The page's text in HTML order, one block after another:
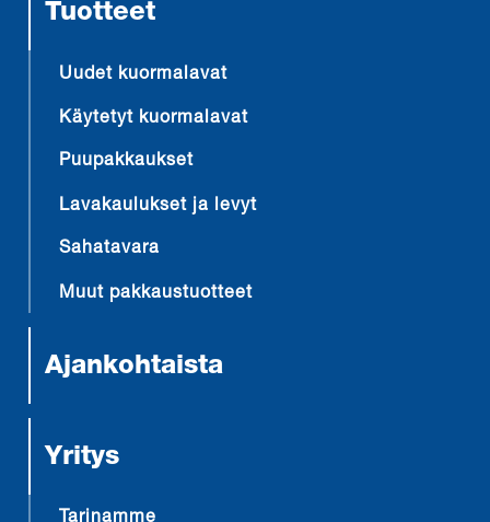
Tuotteet
Uudet kuormalavat
Käytetyt kuormalavat
Puupakkaukset
Lavakaulukset ja levyt
Sahatavara
Muut pakkaustuotteet
Ajankohtaista
Yritys